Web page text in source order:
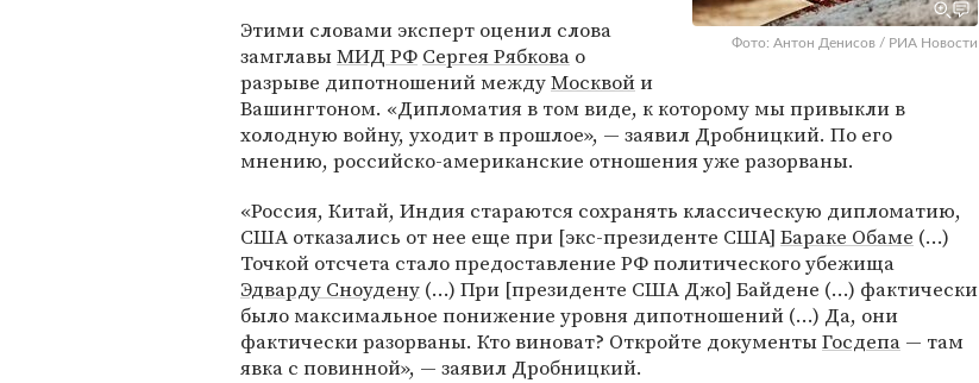
Фото: Антон Денисов / РИА Новости
Этими словами эксперт оценил слова
замглавыМИД РФ Сергея Рябкова о
разрыве дипотношений междуМосквойи
Вашингтоном. «Дипломатия в том виде, к которому мы привыкли в
холодную войну, уходит в прошлое», — заявил Дробницкий. По его
мнению, российско-американские отношения уже разорваны.
«Россия, Китай, Индия стараются сохранять классическую дипломатию,
США отказались от нее еще при [экс-президенте США] Бараке Обаме (...)
Точкой отсчета стало предоставление РФ политического убежища
Эдварду Сноудену (...) При [президенте США Джо] Байдене (...) фактически
было максимальное понижение уровня дипотношений (...) Да, они
фактически разорваны. Кто виноват? Откройте документыГосдепа — там
явка с повинной», — заявил Дробницкий.